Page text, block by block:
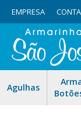
EMPRESA
Agulhas